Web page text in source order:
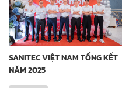
SANITEC VIỆT NAM TỔNG KẾT
NĂM 2025